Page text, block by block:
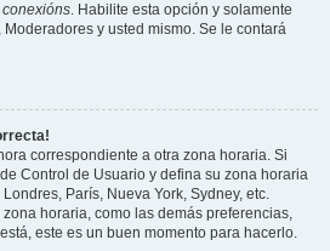
. Habilite esta opción y solamente
y usted mismo. Se le contará
correspondiente a otra zona horaria. Si
Control de Usuario y defina su zona horaria
París, Nueva York, Sydney, etc.
horaria, como las demás preferencias,
este es un buen momento para hacerlo.